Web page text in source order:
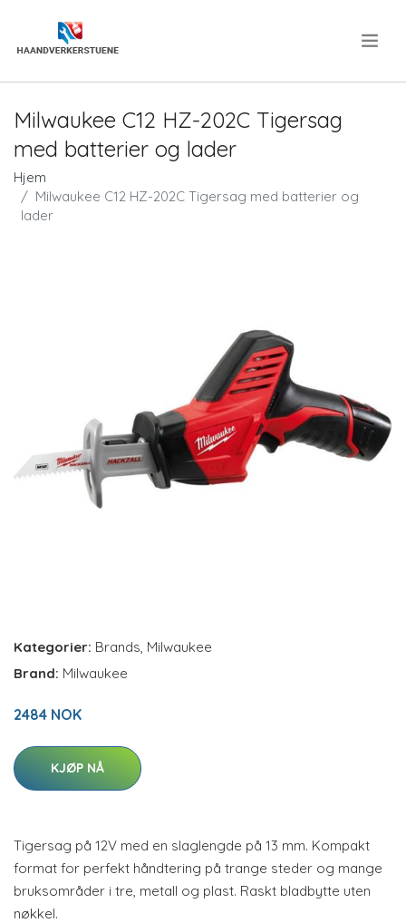
Milwaukee C12 HZ-202C Tigersag
med batterier og lader
Hjem
Milwaukee C12 HZ-202C Tigersag med batterier og
lader
Kategorier: Brands, Milwaukee
Brand: Milwaukee
2484 NOK
KJØP NÅ
Tigersag på 12V med en slaglengde på 13 mm. Kompakt
format for perfekt håndtering på trange steder og mange
bruksområder i tre, metall og plast. Raskt bladbytte uten
nøkkel.